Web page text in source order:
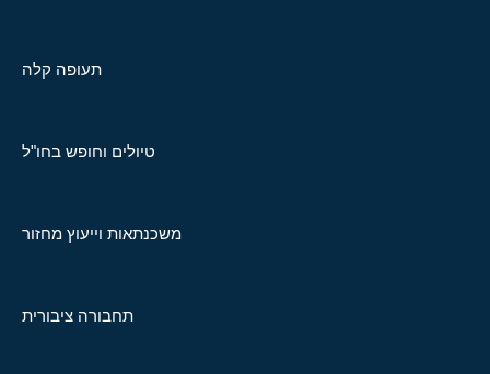
תעופה קלה
טיולים וחופש בחו"ל
משכנתאות וייעוץ מחזור
תחבורה ציבורית